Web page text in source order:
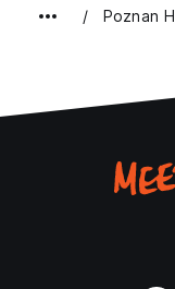
Poznan